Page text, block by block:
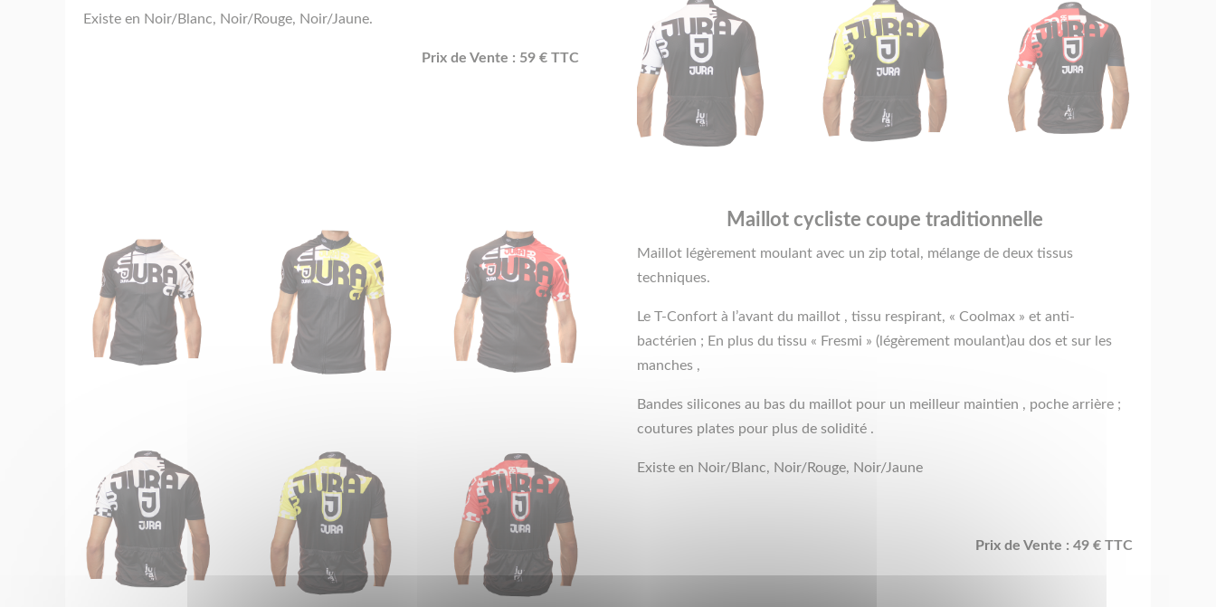
Existe en Noir/Blanc, Noir/Rouge, Noir/Jaune.
Prix de Vente : 59 € TTC
Maillot cycliste coupe traditionnelle
Maillot légèrement moulant avec un zip total, mélange de deux tissus
techniques.
Le T-Confort à l’avant du maillot , tissu respirant, « Coolmax » et anti-
bactérien ; En plus du tissu « Fresmi » (légèrement moulant)au dos et sur les
manches ,
Bandes silicones au bas du maillot pour un meilleur maintien , poche arrière ;
coutures plates pour plus de solidité .
Existe en Noir/Blanc, Noir/Rouge, Noir/Jaune
Prix de Vente : 49 € TTC